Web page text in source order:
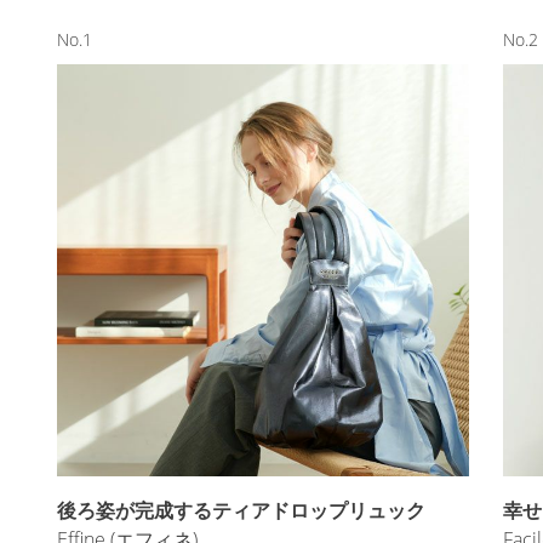
No.1 No.2
後ろ姿が完成するティアドロップリュック
幸